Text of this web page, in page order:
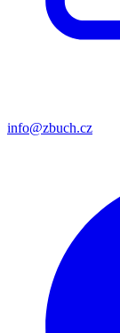
info@zbuch.cz